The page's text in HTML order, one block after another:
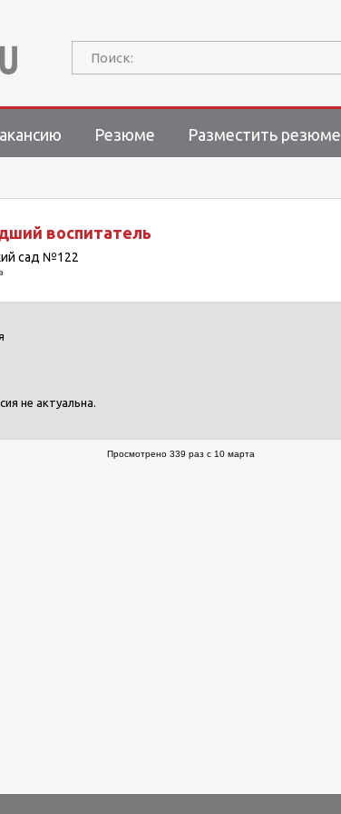
Поиск:
Резюме Разместить резюме
воспитатель
сад №122
не актуальна.
Просмотрено 339 раз с 10 марта